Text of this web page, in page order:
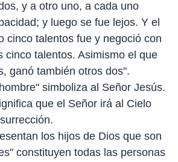
y a otro uno, a cada uno
y luego se fue lejos. Y el
cinco talentos fue y negoció con
cinco talentos. Asimismo el que
ganó también otros dos".
simboliza al Señor Jesús.
que el Señor irá al Cielo
los hijos de Dios que son
constituyen todas las personas